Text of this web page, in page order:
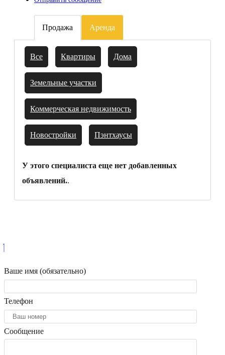
Продажа Аренда
Все Квартиры Дома
Земельные участки
Коммерческая недвижимость
Новостройки Пэнтхаусы
У этого специалиста еще нет добавленных
объявлений..
Ваше имя (обязательно)
Телефон
Сообщение